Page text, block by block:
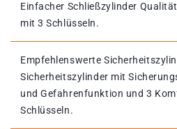
Einfacher Schließzylinder
mit 3 Schlüsseln.
Empfehlenswerte
Sicherheitszylinder mit
und Gefahrenfunktion und 3
Schlüsseln.